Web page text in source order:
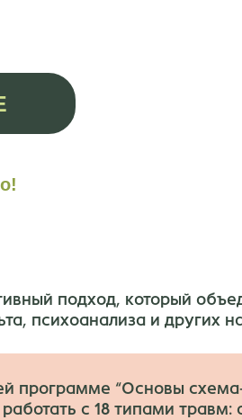
подход, который
психоанализа и других
программе “Основы
с 18 типами травм: